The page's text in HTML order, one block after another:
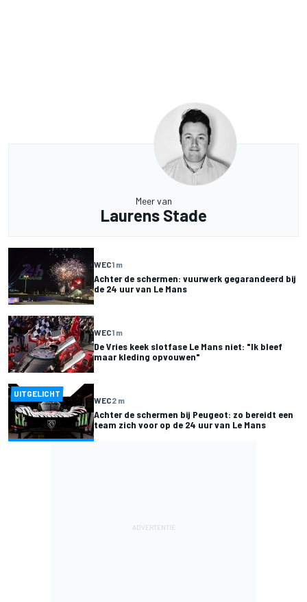
Meer van
Laurens Stade
WEC1 m
Achter de schermen: vuurwerk gegarandeerd bij
de 24 uur van Le Mans
WEC1 m
De Vries keek slotfase Le Mans niet: "Ik bleef
maar kleding opvouwen"
UITGELICHT
WEC2 m
Achter de schermen bij Peugeot: zo bereidt een
team zich voor op de 24 uur van Le Mans